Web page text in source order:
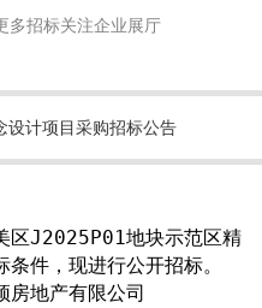
多招标关注企业展厅
设计项目采购招标公告
区J2025P01地块示范区精
件，现进行公开招标。
房地产有限公司